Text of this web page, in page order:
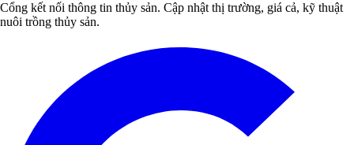
Cổng kết nối thông tin thủy sản. Cập nhật thị trường, giá cả, kỹ thuật
nuôi trồng thủy sản.